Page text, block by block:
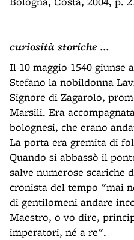
curiosità storiche ...
Il 10 maggio 1540 giunse
Stefano la nobildonna
Signore di Zagarolo,
Marsili. Era
bolognesi, che erano
La porta era gremita di
Quando si abbassò il
salve numerose scariche
cronista del tempo "mai
di gentilomeni andare
Maestro, o vo dire,
imperatori, né a re".